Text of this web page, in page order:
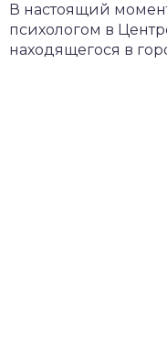
В настоящий
психологом в
находящегося в